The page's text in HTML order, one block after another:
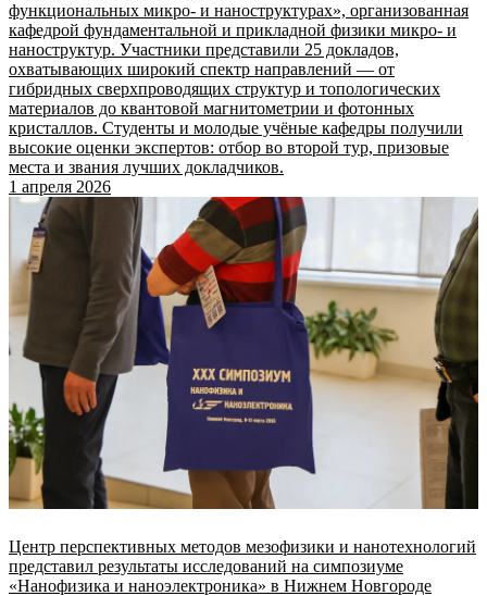
функциональных микро- и наноструктурах», организованная
кафедрой фундаментальной и прикладной физики микро- и
наноструктур. Участники представили 25 докладов,
охватывающих широкий спектр направлений — от
гибридных сверхпроводящих структур и топологических
материалов до квантовой магнитометрии и фотонных
кристаллов. Студенты и молодые учёные кафедры получили
высокие оценки экспертов: отбор во второй тур, призовые
места и звания лучших докладчиков.
1 апреля 2026
Центр перспективных методов мезофизики и нанотехнологий
представил результаты исследований на симпозиуме
«Нанофизика и наноэлектроника» в Нижнем Новгороде